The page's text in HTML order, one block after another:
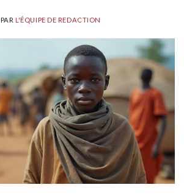
PARL'ÉQUIPE DE REDACTION